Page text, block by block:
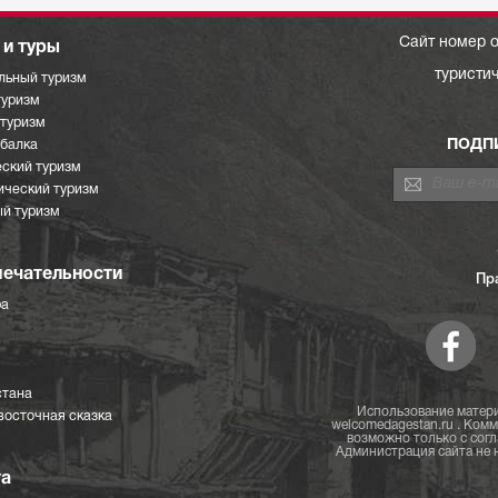
туры
туризм
туризм
туризм
туризм
сказка
Сайт номер
Использование
welcomedagestan.ru .
возможно только с
Администрация сайта не